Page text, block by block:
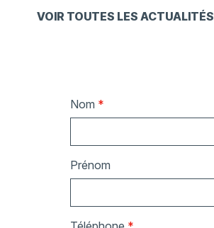
VOIR TOUTES LES ACTUALITÉS
Nom *
Prénom